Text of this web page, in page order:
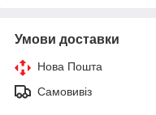
Умови доставки
Нова Пошта
Самовивіз